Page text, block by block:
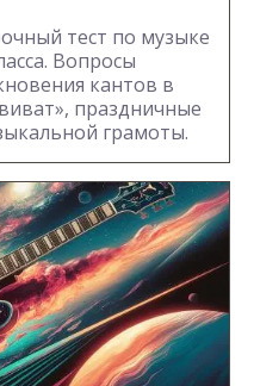
тест по музыке
Вопросы
кантов в
праздничные
грамоты.